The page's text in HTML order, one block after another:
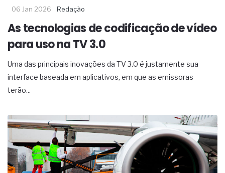
06 Jan 2026 Redação
As tecnologias de codificação de vídeo
para uso na TV 3.0
Uma das principais inovações da TV 3.0 é justamente sua
interface baseada em aplicativos, em que as emissoras
terão...